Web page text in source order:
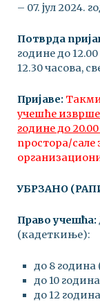
– 07. јул 2024.
Потврда
године до
12.30 часова,
Пријаве:
учешће изврше
године до
простора/сале
УБРЗАНО
Право учешћа:
(кадеткиње):
до 8 година
до 10
до 12